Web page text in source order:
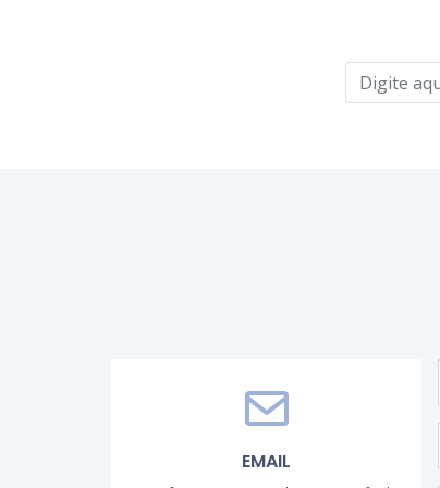
EMAIL